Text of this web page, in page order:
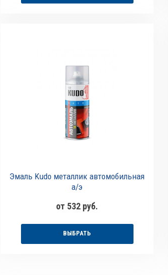
Эмаль Kudo металлик автомобильная
а/э
от 532 руб.
ВЫБРАТЬ